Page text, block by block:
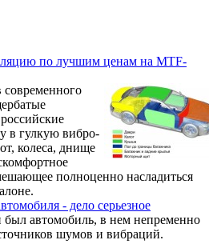
по лучшим ценам на MTF-
в гулкую вибро-
колеса, днище
полноценно насладиться
- дело серьезное
автомобиль, в нем непременно
шумов и вибраций.